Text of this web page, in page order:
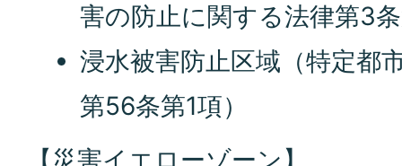
害の防止に関する法律第3
浸水被害防止区域（特定都
第56条第1項）
【災害イエローゾーン】